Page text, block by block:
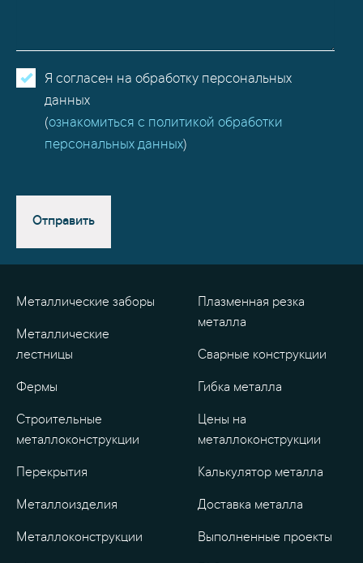
Я согласен на обработку персональных
данных
(ознакомиться с политикой обработки
персональных данных)
Отправить
Металлические заборы
Металлические
лестницы
Фермы
Строительные
металлоконструкции
Перекрытия
Металлоизделия
Металлоконструкции
Плазменная резка
металла
Сварные конструкции
Гибка металла
Цены на
металлоконструкции
Калькулятор металла
Доставка металла
Выполненные проекты